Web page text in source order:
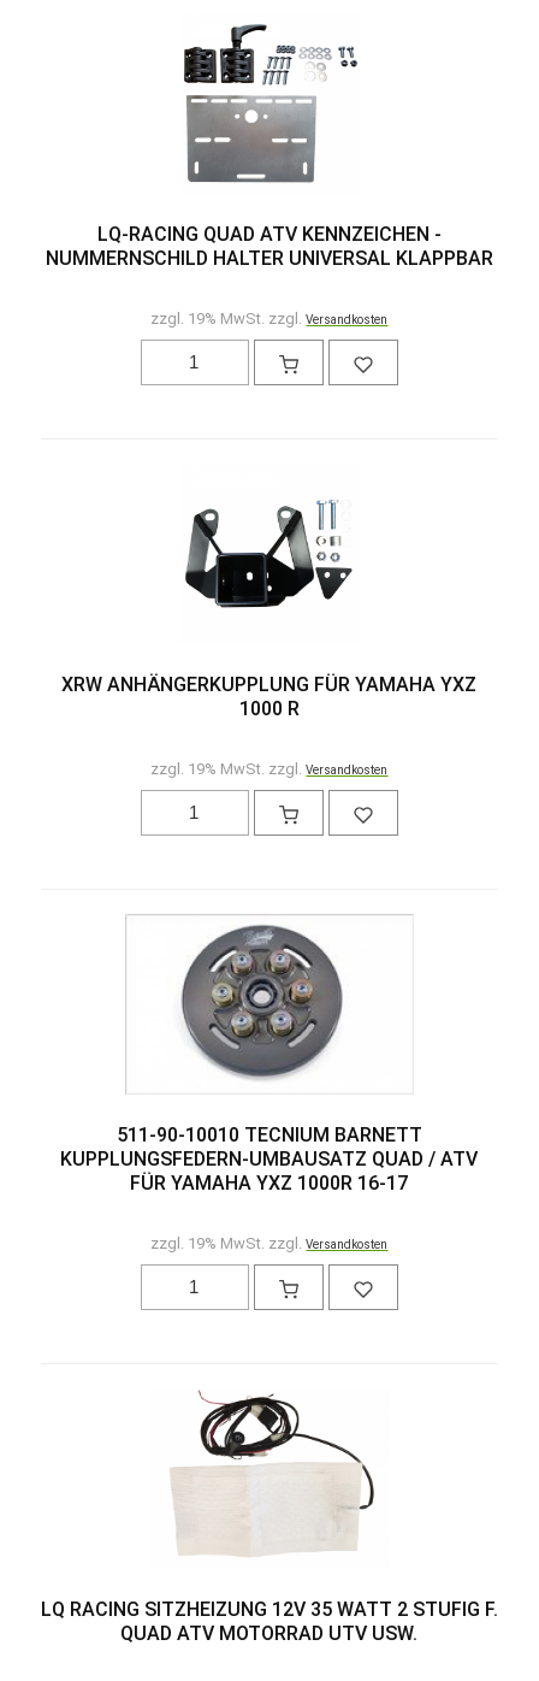
LQ-RACING QUAD ATV KENNZEICHEN -
NUMMERNSCHILD HALTER UNIVERSAL KLAPPBAR
zzgl. 19% MwSt. zzgl.Versandkosten
XRW ANHÄNGERKUPPLUNG FÜR YAMAHA YXZ
1000 R
zzgl. 19% MwSt. zzgl.Versandkosten
511-90-10010 TECNIUM BARNETT
KUPPLUNGSFEDERN-UMBAUSATZ QUAD / ATV
FÜR YAMAHA YXZ 1000R 16-17
zzgl. 19% MwSt. zzgl.Versandkosten
LQ RACING SITZHEIZUNG 12V 35 WATT 2 STUFIG F.
QUAD ATV MOTORRAD UTV USW.